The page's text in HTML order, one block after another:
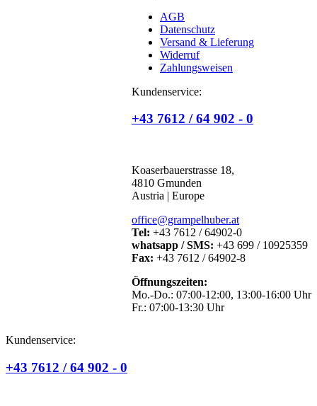
AGB
Datenschutz
Versand & Lieferung
Widerruf
Zahlungsweisen
Kundenservice:
+43 7612 / 64 902 - 0
Koaserbauerstrasse 18,
4810 Gmunden
Austria | Europe
office@grampelhuber.at
Tel: +43 7612 / 64902-0
whatsapp / SMS: +43 699 / 10925359
Fax: +43 7612 / 64902-8
Öffnungszeiten:
Mo.-Do.: 07:00-12:00, 13:00-16:00 Uhr
Fr.: 07:00-13:30 Uhr
Kundenservice:
+43 7612 / 64 902 - 0